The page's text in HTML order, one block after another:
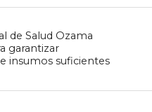
de Salud Ozama
garantizar
insumos suficientes